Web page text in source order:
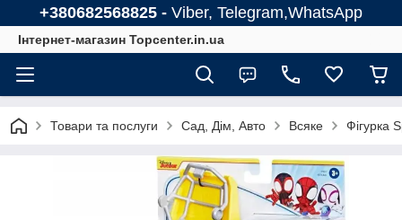
+380682568825 - Viber, Telegram,WhatsApp
Інтернет-магазин Topcenter.in.ua
Товари та послуги Сад, Дім, Авто Всяке Фігурка